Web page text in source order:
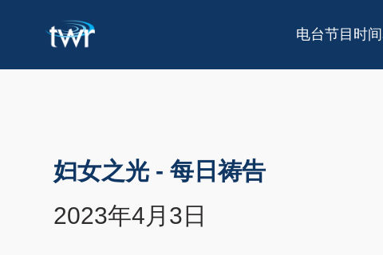
电台节目时
妇女之光 - 每日祷告
2023年4月3日